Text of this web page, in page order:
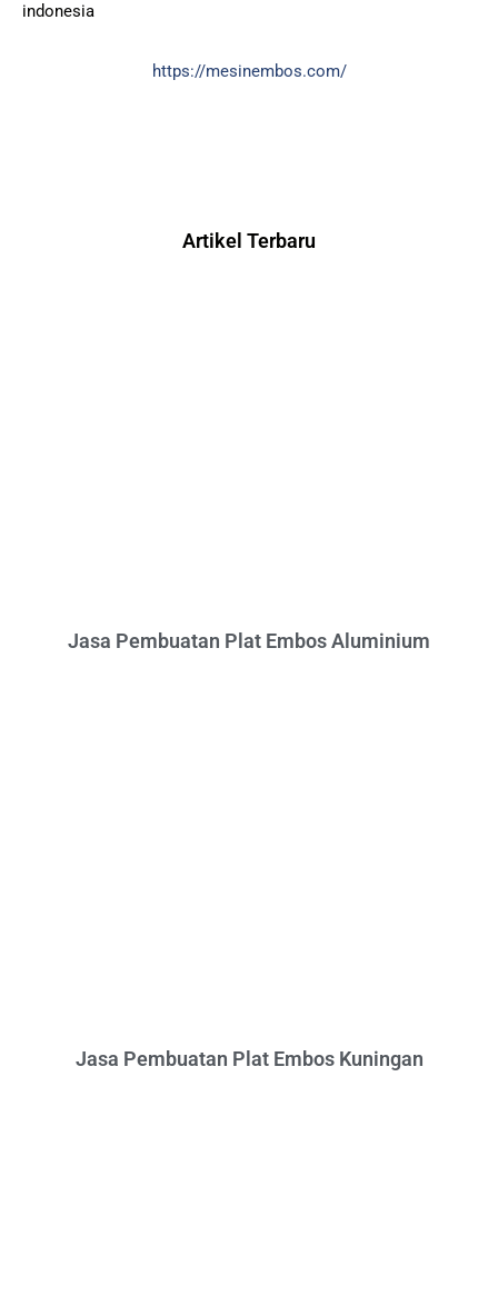
indonesia
https://mesinembos.com/
Artikel Terbaru
Jasa Pembuatan Plat Embos Aluminium
Jasa Pembuatan Plat Embos Kuningan